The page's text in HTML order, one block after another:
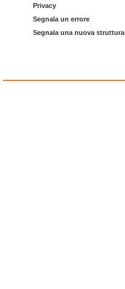
Privacy
Segnala un errore
Segnala una nuova struttura